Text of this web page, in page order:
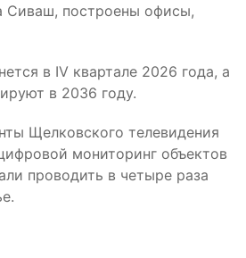
Сиваш, построены офисы,
в IV квартале 2026 года, а
в 2036 году.
Щелковского телевидения
мониторинг объектов
проводить в четыре раза